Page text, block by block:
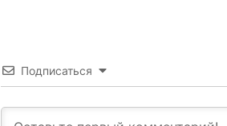
Подписаться